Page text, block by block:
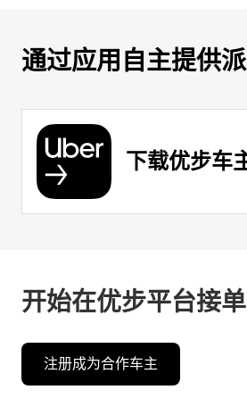
通过应用自主提供
下载优步车
开始在优步平台接
注册成为合作车主